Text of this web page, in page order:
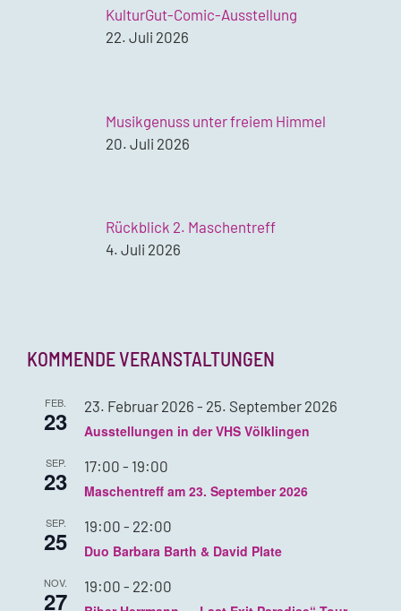
KulturGut-Comic-Ausstellung
22. Juli 2026
Musikgenuss unter freiem Himmel
20. Juli 2026
Rückblick 2. Maschentreff
4. Juli 2026
KOMMENDE VERANSTALTUNGEN
FEB.
23 23. Februar 2026 - 25. September 2026
Ausstellungen in der VHS Völklingen
SEP.
23 17:00 - 19:00
Maschentreff am 23. September 2026
SEP.
25 19:00 - 22:00
Duo Barbara Barth & David Plate
NOV.
27 19:00 - 22:00